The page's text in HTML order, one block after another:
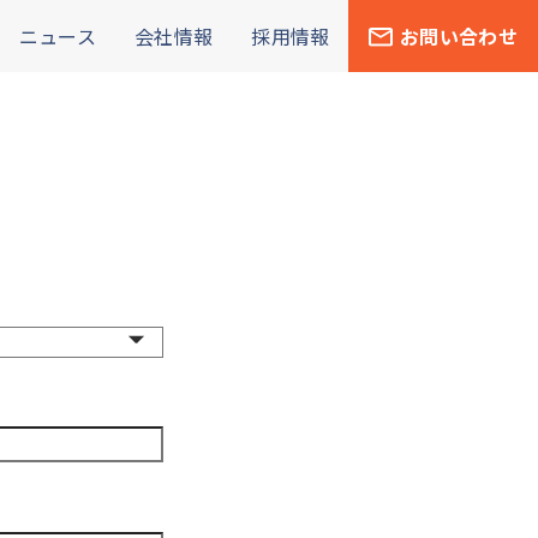
ニュース 会社情報 採用情報 お問い合わせ